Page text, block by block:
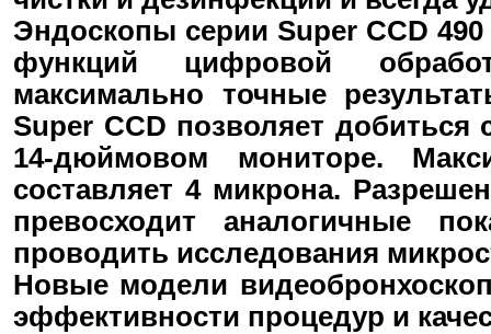
Эндоскопы серии Super CCD
функций цифровой
максимально точные
Super CCD позволяет добиться
14-дюймовом мониторе.
составляет 4 микрона.
превосходит аналогичные
проводить исследования
Новые модели
эффективности процедур и